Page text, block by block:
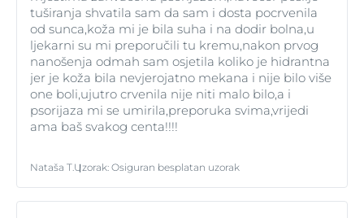
da se oštećenja kože mogu pojaviti prije nego što su
opekline vidljive
• Prekomjerno izlaganje suncu predstavlja ozbiljnu
zdravstvenu prijetnju
• Držite bebe i malu djecu podalje od izravne sunčeve
svjetlosti
tuširanja shvatila sam da sam i dosta pocrvenila
od sunca,koža mi je bila suha i na dodir bolna,u
ljekarni su mi preporučili tu kremu,nakon prvog
nanošenja odmah sam osjetila koliko je hidrantna
jer je koža bila nevjerojatno mekana i nije bilo više
one boli,ujutro crvenila nije niti malo bilo,a i
psorijaza mi se umirila,preporuka svima,vrijedi
ama baš svakog centa!!!!
Nataša T. Uzorak: Osiguran besplatan uzorak